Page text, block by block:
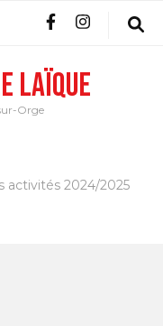
Laïque
Orge
activités 2024/2025